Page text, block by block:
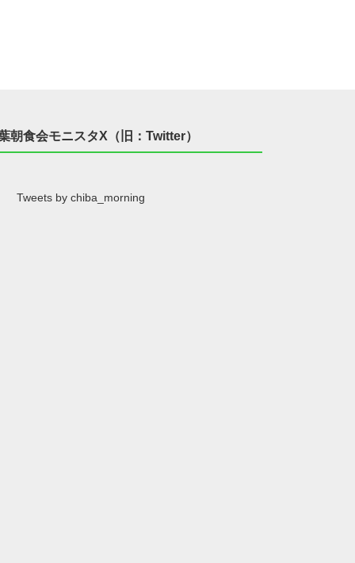
朝食会モニスタX（旧：Twitter）
Tweets by chiba_morning